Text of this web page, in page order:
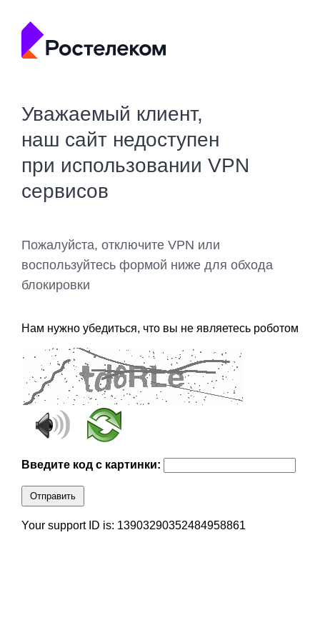
Уважаемый клиент,
наш сайт недоступен
при использовании VPN
сервисов
Пожалуйста, отключите VPN или
воспользуйтесь формой ниже для обхода
блокировки
Нам нужно убедиться, что вы не являетесь роботом
Введите код с картинки:
Отправить
Your support ID is: 13903290352484958861